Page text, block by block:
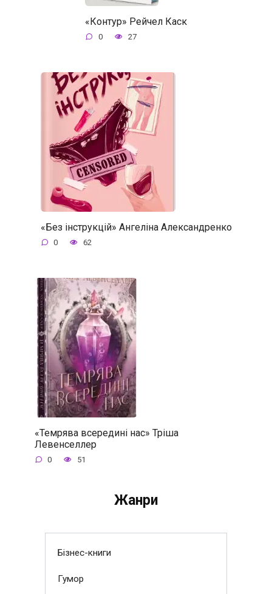
«Контур» Рейчел Каск
0 27
«Без інструкцій» Ангеліна Александренко
0 62
«Темрява всередині нас» Тріша
Левенселлер
0 51
Жанри
Бізнес-книги
Гумор